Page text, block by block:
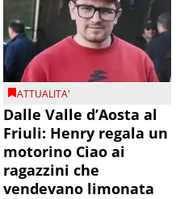
ATTUALITA'
Dalle Valle d’Aosta al
Friuli: Henry regala un
motorino Ciao ai
ragazzini che
vendevano limonata